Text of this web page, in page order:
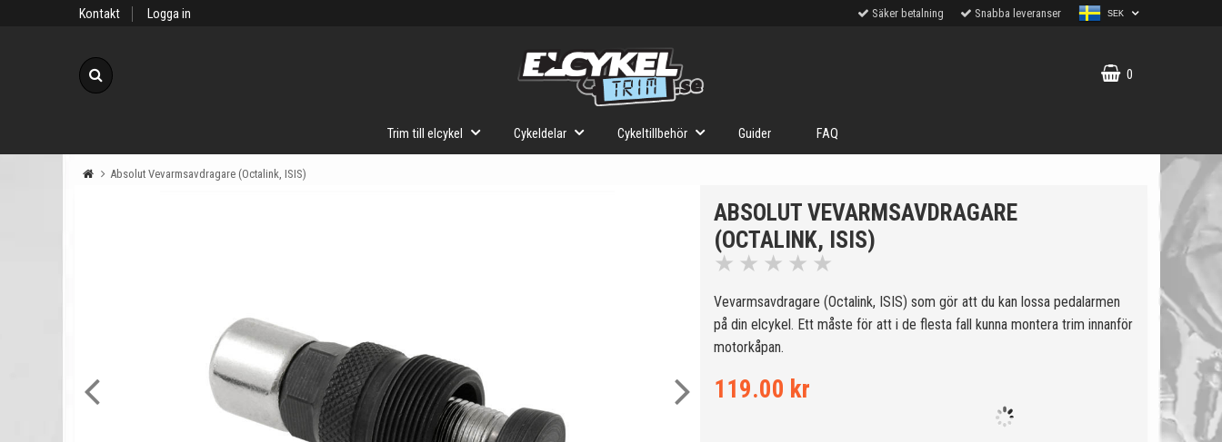
Kontakt Logga in Säker betalning Snabba leveranser SEK
0
Trim till elcykel Cykeldelar Cykeltillbehör Guider FAQ
Absolut Vevarmsavdragare (Octalink, ISIS)
ABSOLUT VEVARMSAVDRAGARE
(OCTALINK, ISIS)
★ ★ ★ ★ ★
Vevarmsavdragare (Octalink, ISIS) som gör att du kan lossa pedalarmen
på din elcykel. Ett måste för att i de flesta fall kunna montera trim innanför
motorkåpan.
119.00 kr